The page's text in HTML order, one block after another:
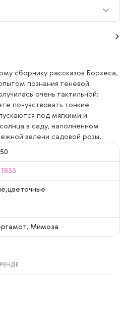
сборнику рассказов Борхеса,
познания теневой
очень тактильной:
почувствовать тонкие
под мягкими и
в саду, наполненном
зелени садовой розы.
1833
Мимоза